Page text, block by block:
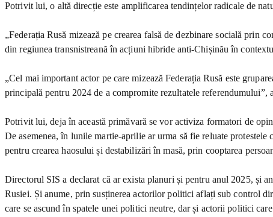
Potrivit lui, o altă direcție este amplificarea tendințelor radicale de
„Federația Rusă mizează pe crearea falsă de dezbinare socială
din regiunea transnistreană în acțiuni hibride anti-Chișinău în
„Cel mai important actor pe care mizează Federația Rusă este
principală pentru 2024 de a compromite rezultatele
Potrivit lui, deja în această primăvară se vor activiza formatori de
De asemenea, în lunile martie-aprilie ar urma să fie reluate
pentru crearea haosului și destabilizări în masă, prin cooptarea
Directorul SIS a declarat că ar exista planuri și pentru anul 2025, și
Rusiei. Și anume, prin susținerea actorilor politici aflați sub control
care se ascund în spatele unei politici neutre, dar și actorii politici